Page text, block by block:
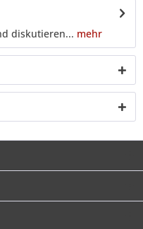
diskutieren... mehr